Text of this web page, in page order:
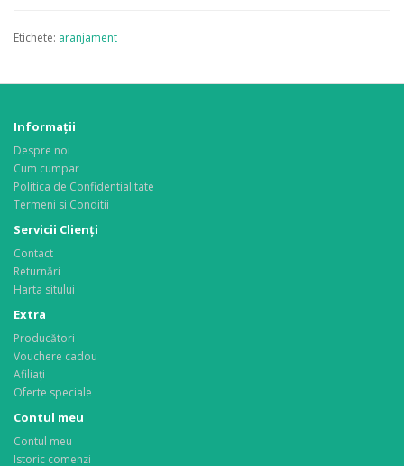
Etichete: aranjament
Informaţii
Despre noi
Cum cumpar
Politica de Confidentialitate
Termeni si Conditii
Servicii Clienţi
Contact
Returnări
Harta sitului
Extra
Producători
Vouchere cadou
Afiliaţi
Oferte speciale
Contul meu
Contul meu
Istoric comenzi